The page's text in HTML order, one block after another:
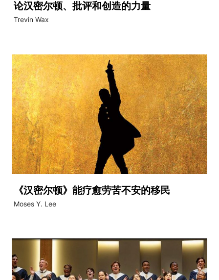
论汉密尔顿、批评和创造的力量
Trevin Wax
《汉密尔顿》能疗愈劳苦不安的移民
Moses Y. Lee